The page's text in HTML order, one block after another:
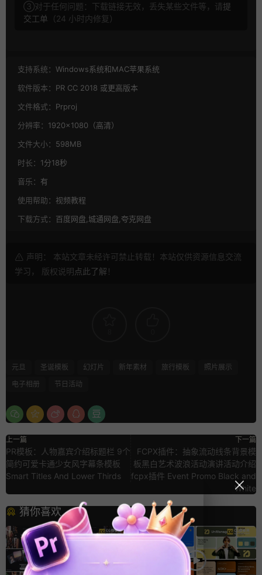
③对于任何问题：下载链接无效，丢失某些文件等，请提
交工单 （24 小时内修复）
支持系统： Windows系统和MAC苹果系统
软件版本： PR CC 2018 或更高版本
文件格式： Prproj
分辨率： 1920×1080（高清）
文件大小： 598MB
时长： 1分18秒
音乐： 有
使用帮助： 视频教程
下载方式： 百度网盘,城通网盘,夸克网盘
声明： 本站文章未经许可禁止转载！本站仅供资源信息交流
学习， 版权说明点此了解 ！
元旦 圣诞模板 幻灯片 新年素材 旅行模板
照片展示
电子相册
节日活动
上一篇
PR模板：人物嘉宾介绍标题栏 9个
简约可爱卡通少女风字幕条模板
Smart Titles And Lower Thirds
下一篇
FCPX插件：抽象流动线条背景模
板黑白艺术波浪活动演讲活动介绍
fcpx插件 Event Promo Black and
White
猜你喜欢